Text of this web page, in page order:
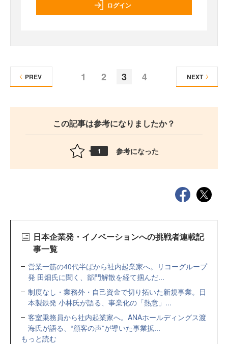
ログイン
1 2 3 4
PREV NEXT
この記事は参考になりましたか？
1 参考になった
日本企業発・イノベーションへの挑戦者連載記
事一覧
営業一筋の40代半ばから社内起業家へ。リコーグループ
発 田畑氏に聞く、部門解散を経て掴んだ...
制度なし・業務外・自己資金で切り拓いた新規事業。日
本製鉄発 小林氏が語る、事業化の「熱意」...
客室乗務員から社内起業家へ。ANAホールディングス渡
海氏が語る、“顧客の声”が導いた事業拡...
もっと読む